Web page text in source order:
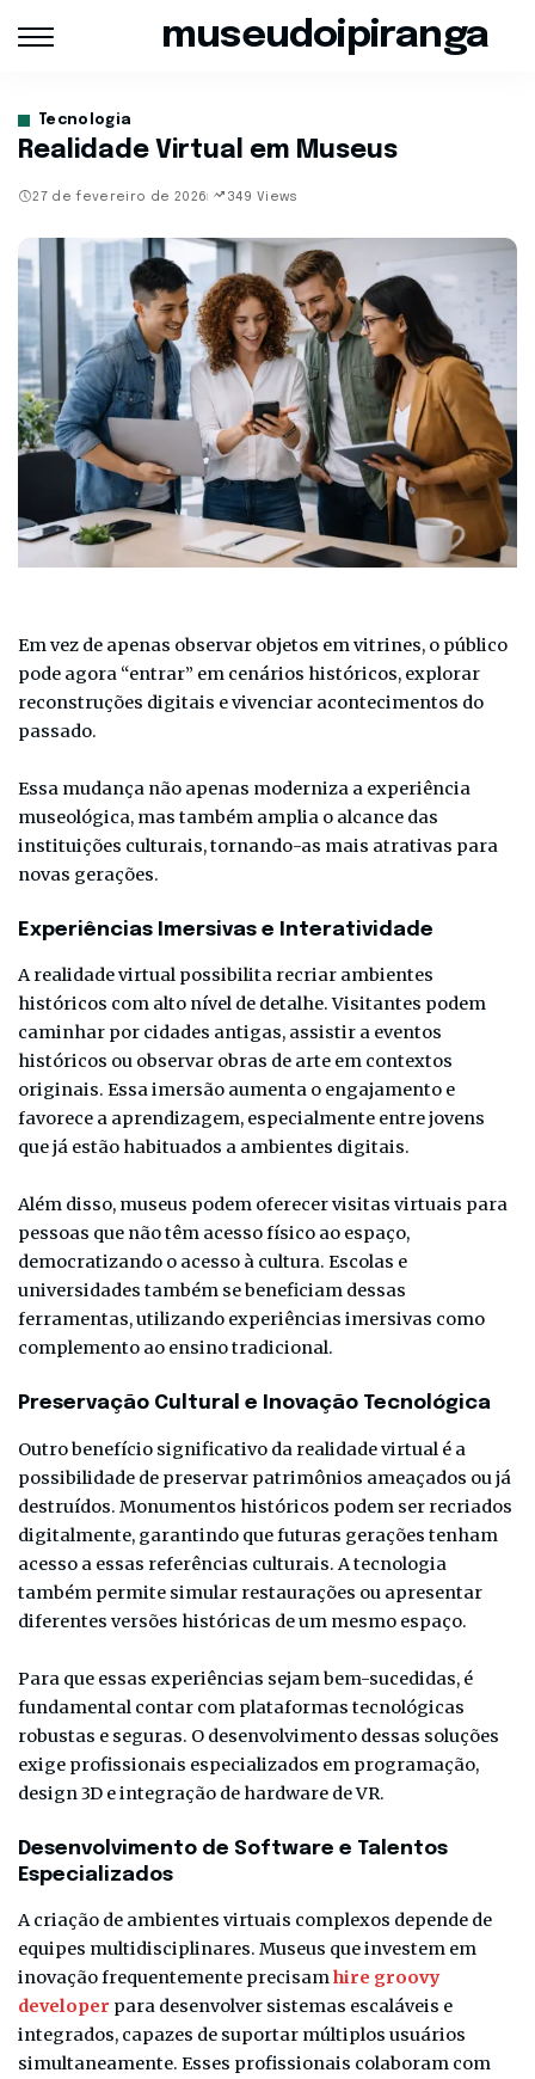
museudoipiranga
Tecnologia
Realidade Virtual em Museus
27 de fevereiro de 2026 349 Views
Em vez de apenas observar objetos em vitrines, o público
pode agora “entrar” em cenários históricos, explorar
reconstruções digitais e vivenciar acontecimentos do
passado.
Essa mudança não apenas moderniza a experiência
museológica, mas também amplia o alcance das
instituições culturais, tornando-as mais atrativas para
novas gerações.
Experiências Imersivas e Interatividade
A realidade virtual possibilita recriar ambientes
históricos com alto nível de detalhe. Visitantes podem
caminhar por cidades antigas, assistir a eventos
históricos ou observar obras de arte em contextos
originais. Essa imersão aumenta o engajamento e
favorece a aprendizagem, especialmente entre jovens
que já estão habituados a ambientes digitais.
Além disso, museus podem oferecer visitas virtuais para
pessoas que não têm acesso físico ao espaço,
democratizando o acesso à cultura. Escolas e
universidades também se beneficiam dessas
ferramentas, utilizando experiências imersivas como
complemento ao ensino tradicional.
Preservação Cultural e Inovação Tecnológica
Outro benefício significativo da realidade virtual é a
possibilidade de preservar patrimônios ameaçados ou já
destruídos. Monumentos históricos podem ser recriados
digitalmente, garantindo que futuras gerações tenham
acesso a essas referências culturais. A tecnologia
também permite simular restaurações ou apresentar
diferentes versões históricas de um mesmo espaço.
Para que essas experiências sejam bem-sucedidas, é
fundamental contar com plataformas tecnológicas
robustas e seguras. O desenvolvimento dessas soluções
exige profissionais especializados em programação,
design 3D e integração de hardware de VR.
Desenvolvimento de Software e Talentos
Especializados
A criação de ambientes virtuais complexos depende de
equipes multidisciplinares. Museus que investem em
inovação frequentemente precisamhire groovy
developer para desenvolver sistemas escaláveis e
integrados, capazes de suportar múltiplos usuários
simultaneamente. Esses profissionais colaboram com